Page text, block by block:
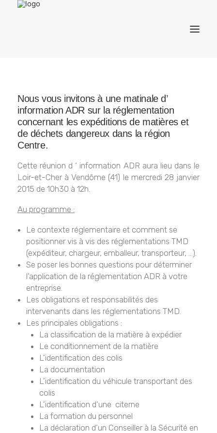
CONSEIL
FORMATION
CONTACT
Nous vous invitons à une matinale d’
information ADR sur la réglementation
concernant les expéditions de matières et
de déchets dangereux dans la région
Centre.
Cette réunion d ‘ information ADR aura lieu dans le
Loir-et-Cher à Vendôme (41) le mercredi 28 janvier
2015 de 10h30 à 12h.
Au programme :
Le contexte réglementaire et comment se
positionner vis à vis des réglementations TMD
(expéditeur, chargeur, emballeur, transporteur, …).
Se poser les bonnes questions pour déterminer
l’application de la réglementation ADR à votre
entreprise.
Les obligations et responsabilités des
intervenants dans les réglementations TMD.
Les principales obligations :
La classification de la matière à expédier
Le conditionnement de la matière
L’identification des colis
La documentation
L’identification du véhicule transportant des
colis
L’identification d’une citerne
La formation du personnel
La déclaration d’un Conseiller à la Sécurité en